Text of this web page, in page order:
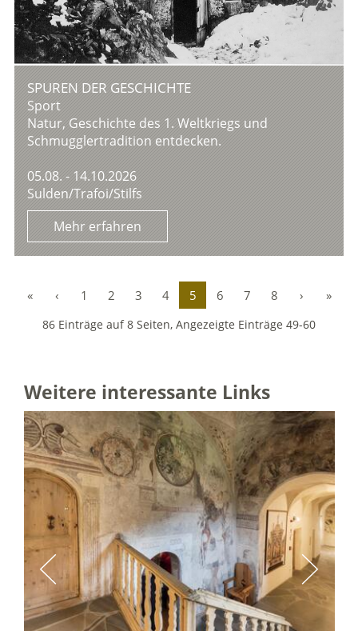
SPUREN DER GESCHICHTE
Sport
Natur, Geschichte des 1. Weltkriegs und
Schmugglertradition entdecken.
05.08. - 14.10.2026
Sulden/Trafoi/Stilfs
Mehr erfahren
« ‹ 1 2 3 4 5 6 7 8 › »
86 Einträge auf 8 Seiten, Angezeigte Einträge 49-60
Weitere interessante Links